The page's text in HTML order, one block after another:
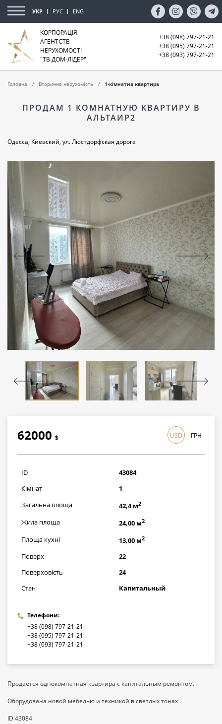
УКР РУС ENG
КОРПОРАЦІЯ
АГЕНТСТВ
НЕРУХОМОСТІ
"ТВ ДОМ-ЛІДЕР"
+38 (098) 797-21-21
+38 (095) 797-21-21
+38 (093) 797-21-21
Головна Вторинна нерухомість 1-кімнатна квартира
ПРОДАМ 1 КОМНАТНУЮ КВАРТИРУ В
АЛЬТАИР2
Одесса, Киевский, ул. Люстдорфская дорога
62000 $
1798000грн
USD ГРН
ID
43084
Кімнат
1
Загальна площа
42,4 м2
Жила площа 24,00 м2
Площа кухні 13,00 м2
Поверх
22
Поверховість
24
Стан
Капитальный
Телефони:
+38 (098) 797-21-21
+38 (095) 797-21-21
+38 (093) 797-21-21
Продаётся однокомнатная квартира с капитальным ремонтом.
Оборудована новой мебелью и техникой в светлых тонах .
ID 43084